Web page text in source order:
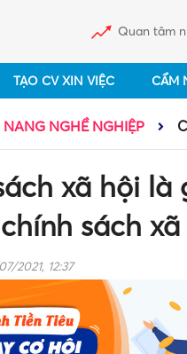
Quan tâm
TẠO CV XIN VIỆC CẨM
NGHỀ NGHIỆP
xã hội
sách
2021, 12:37